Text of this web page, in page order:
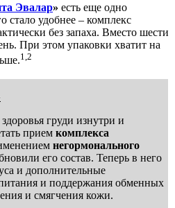
Эвалар» есть еще одно
стало удобнее – комплекс
без запаха. Вместо шести
При этом упаковки хватит на
1,2
груди изнутри и
прием комплекса
негормонального
его состав. Теперь в него
и дополнительные
и поддержания обменных
и смягчения кожи.